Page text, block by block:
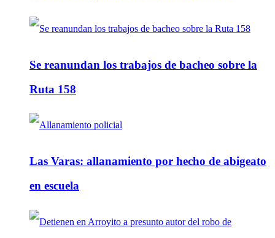
Se reanundan los trabajos de bacheo sobre la
Ruta 158
Las Varas: allanamiento por hecho de abigeato
en escuela